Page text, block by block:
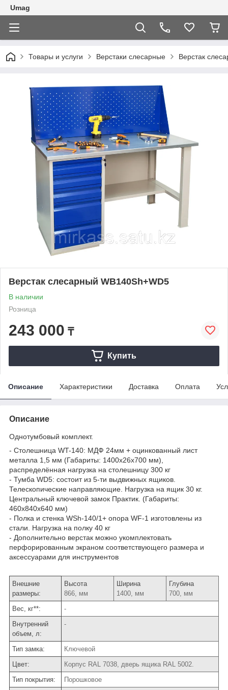
Umag
Товары и услуги Верстаки слесарные Верстак
Верстак слесарный WB140Sh+WD5
В наличии
Розница
243 000 ₸
Купить
Описание Характеристики Доставка Оплата
Описание
Однотумбовый комплект.
- Столешница WT-140: МДФ 24мм + оцинкованный лист
металла 1,5 мм (Габариты: 1400x26х700 мм),
распределённая нагрузка на столешницу 300 кг
- Тумба WD5: состоит из 5-ти выдвижных ящиков.
Телескопические направляющие. Нагрузка на ящик 30 кг.
Центральный ключевой замок Практик. (Габариты:
460х840х640 мм)
- Полка и стенка WSh-140/1+ опора WF-1 изготовлены из
стали. Нагрузка на полку 40 кг
- Дополнительно верстак можно укомплектовать
перфорированным экраном соответствующего размера и
аксессуарами для инструментов
Внешние
размеры:
Высота
866, мм
Ширина
1400, мм
Глубина
700, мм
Вес, кг**:
-
Внутренний
объем, л:
-
Тип замка:
Ключевой
Цвет:
Корпус RAL 7038, дверь ящика RAL 5002.
Тип покрытия:
Порошковое